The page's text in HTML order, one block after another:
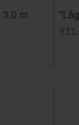
m